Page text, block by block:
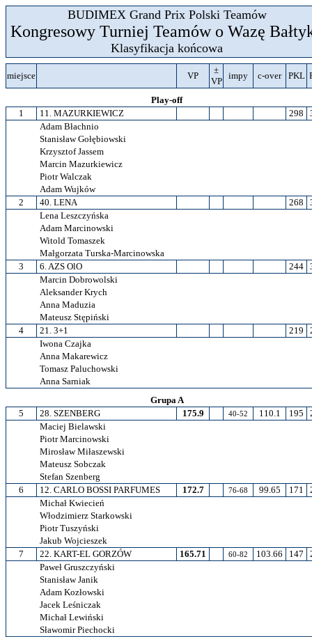
BUDIMEX Grand Prix Polski Teamów
Kongresowy Turniej Teamów o Wazę
Klasyfikacja końcowa
miejsce VP
±
VP
impy c-over PKL
Play-off
1
11. MAZURKIEWICZ 298
Adam Błachnio
Stanisław Gołębiowski
Krzysztof Jassem
Marcin Mazurkiewicz
Piotr Walczak
Adam Wujków
2
40. LENA 268
Lena Leszczyńska
Adam Marcinowski
Witold Tomaszek
Małgorzata Turska-Marcinowska
3
6. AZS OlO 244
Marcin Dobrowolski
Aleksander Krych
Anna Maduzia
Mateusz Stępiński
4
21. 3+1 219
Iwona Czajka
Anna Makarewicz
Tomasz Paluchowski
Anna Sarniak
Grupa A
5
28. SZENBERG 175.9 40-52 110.1 195
Maciej Bielawski
Piotr Marcinowski
Mirosław Miłaszewski
Mateusz Sobczak
Stefan Szenberg
6
12. CARLO BOSSI PARFUMES 172.7 76-68 99.65 171
Michał Kwiecień
Włodzimierz Starkowski
Piotr Tuszyński
Jakub Wojcieszek
7
22. KART-EL GORZÓW 165.71 60-82 103.66 147
Paweł Gruszczyński
Stanisław Janik
Adam Kozłowski
Jacek Leśniczak
Michał Lewiński
Sławomir Piechocki